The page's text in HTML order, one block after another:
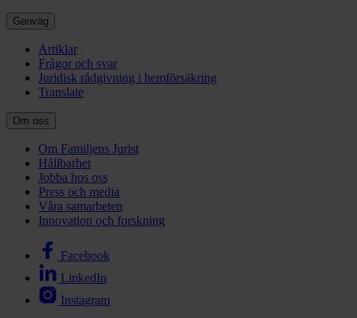
Genväg
Artiklar
Frågor och svar
Juridisk rådgivning i hemförsäkring
Translate
Om oss
Om Familjens Jurist
Hållbarhet
Jobba hos oss
Press och media
Våra samarbeten
Innovation och forskning
Facebook
LinkedIn
Instagram